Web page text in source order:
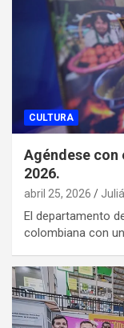
CULTURA
Agéndese con
2026.
abril 25, 2026
El departamento
colombiana con